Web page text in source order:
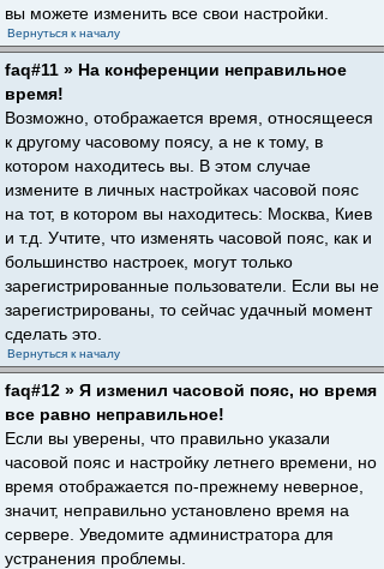
вы можете изменить все свои настройки.
Вернуться к началу
faq#11 » На конференции неправильное
время!
Возможно, отображается время, относящееся
к другому часовому поясу, а не к тому, в
котором находитесь вы. В этом случае
измените в личных настройках часовой пояс
на тот, в котором вы находитесь: Москва, Киев
и т.д. Учтите, что изменять часовой пояс, как и
большинство настроек, могут только
зарегистрированные пользователи. Если вы не
зарегистрированы, то сейчас удачный момент
сделать это.
Вернуться к началу
faq#12 » Я изменил часовой пояс, но время
все равно неправильное!
Если вы уверены, что правильно указали
часовой пояс и настройку летнего времени, но
время отображается по-прежнему неверное,
значит, неправильно установлено время на
сервере. Уведомите администратора для
устранения проблемы.